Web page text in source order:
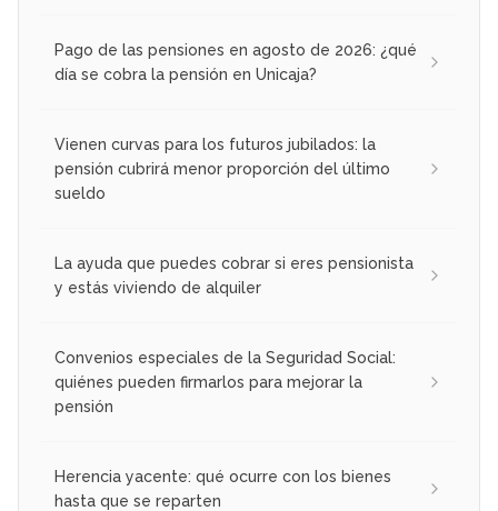
Pago de las pensiones en agosto de 2026: ¿qué
día se cobra la pensión en Unicaja?
Vienen curvas para los futuros jubilados: la
pensión cubrirá menor proporción del último
sueldo
La ayuda que puedes cobrar si eres pensionista
y estás viviendo de alquiler
Convenios especiales de la Seguridad Social:
quiénes pueden firmarlos para mejorar la
pensión
Herencia yacente: qué ocurre con los bienes
hasta que se reparten